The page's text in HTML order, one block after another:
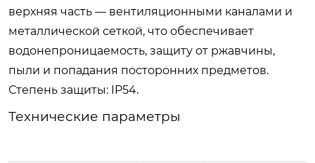
верхняя часть — вентиляционными каналами и
металлической сеткой, что обеспечивает
водонепроницаемость, защиту от ржавчины,
пыли и попадания посторонних предметов.
Степень защиты: IP54.
Технические параметры